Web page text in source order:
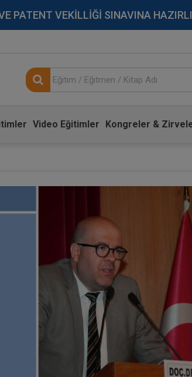
PATENT VEKİLLİĞİ SINAVINA
Video Eğitimler Kongreler &